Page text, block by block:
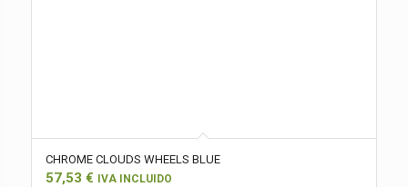
CHROME CLOUDS WHEELS BLUE
57,53 € IVA INCLUIDO